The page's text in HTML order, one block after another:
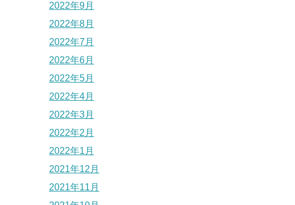
2022年9月
2022年8月
2022年7月
2022年6月
2022年5月
2022年4月
2022年3月
2022年2月
2022年1月
2021年12月
2021年11月